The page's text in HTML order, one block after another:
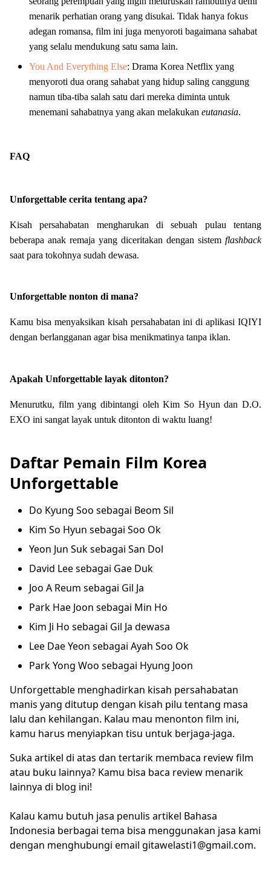
menarik perhatian orang yang disukai. Tidak hanya fokus
adegan romansa, film ini juga menyoroti bagaimana sahabat
yang selalu mendukung satu sama lain.
You And Everything Else: Drama Korea Netflix yang
menyoroti dua orang sahabat yang hidup saling canggung
namun tiba-tiba salah satu dari mereka diminta untuk
menemani sahabatnya yang akan melakukan eutanasia.
FAQ
Unforgettable cerita tentang apa?
Kisah persahabatan mengharukan di sebuah pulau tentang
beberapa anak remaja yang diceritakan dengan sistem flashback
saat para tokohnya sudah dewasa.
Unforgettable nonton di mana?
Kamu bisa menyaksikan kisah persahabatan ini di aplikasi IQIYI
dengan berlangganan agar bisa menikmatinya tanpa iklan.
Apakah Unforgettable layak ditonton?
Menurutku, film yang dibintangi oleh Kim So Hyun dan D.O.
EXO ini sangat layak untuk ditonton di waktu luang!
Daftar Pemain Film Korea
Unforgettable
Do Kyung Soo sebagai Beom Sil
Kim So Hyun sebagai Soo Ok
Yeon Jun Suk sebagai San Dol
David Lee sebagai Gae Duk
Joo A Reum sebagai Gil Ja
Park Hae Joon sebagai Min Ho
Kim Ji Ho sebagai Gil Ja dewasa
Lee Dae Yeon sebagai Ayah Soo Ok
Park Yong Woo sebagai Hyung Joon
Unforgettable menghadirkan kisah persahabatan
manis yang ditutup dengan kisah pilu tentang masa
lalu dan kehilangan. Kalau mau menonton film ini,
kamu harus menyiapkan tisu untuk berjaga-jaga.
Suka artikel di atas dan tertarik membaca review film
atau buku lainnya? Kamu bisa baca review menarik
lainnya di blog ini!
Kalau kamu butuh jasa penulis artikel Bahasa
Indonesia berbagai tema bisa menggunakan jasa kami
dengan menghubungi email gitawelasti1@gmail.com.